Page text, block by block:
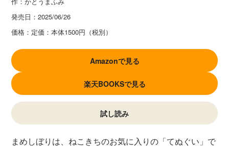
発売日：2025/06/26
価格： 定価：本体1500円（税別）
Amazonで見る
楽天BOOKSで見る
試し読み
まめしぼりは、ねこきちのお気に入りの「てぬぐい」で